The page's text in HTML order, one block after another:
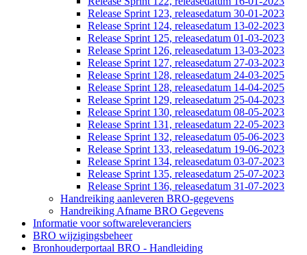
Release Sprint 123, releasedatum 30-01-2023
Release Sprint 124, releasedatum 13-02-2023
Release Sprint 125, releasedatum 01-03-2023
Release Sprint 126, releasedatum 13-03-2023
Release Sprint 127, releasedatum 27-03-2023
Release Sprint 128, releasedatum 24-03-2025
Release Sprint 128, releasedatum 14-04-2025
Release Sprint 129, releasedatum 25-04-2023
Release Sprint 130, releasedatum 08-05-2023
Release Sprint 131, releasedatum 22-05-2023
Release Sprint 132, releasedatum 05-06-2023
Release Sprint 133, releasedatum 19-06-2023
Release Sprint 134, releasedatum 03-07-2023
Release Sprint 135, releasedatum 25-07-2023
Release Sprint 136, releasedatum 31-07-2023
Handreiking aanleveren BRO-gegevens
Handreiking Afname BRO Gegevens
Informatie voor softwareleveranciers
BRO wijzigingsbeheer
Bronhouderportaal BRO - Handleiding